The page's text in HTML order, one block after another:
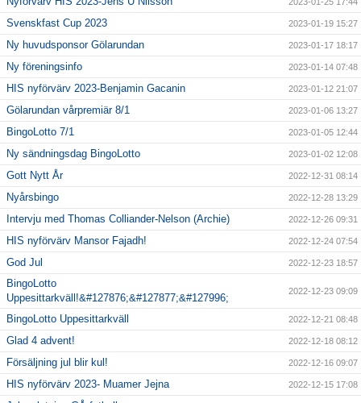
Svenskfast Cup 2023 2023-01-19 15:27
Ny huvudsponsor Gölarundan 2023-01-17 18:17
Ny föreningsinfo 2023-01-14 07:48
HIS nyförvärv 2023-Benjamin Gacanin 2023-01-12 21:07
Gölarundan vårpremiär 8/1 2023-01-06 13:27
BingoLotto 7/1 2023-01-05 12:44
Ny sändningsdag BingoLotto 2023-01-02 12:08
Gott Nytt År 2022-12-31 08:14
Nyårsbingo 2022-12-28 13:29
Intervju med Thomas Colliander-Nelson (Archie) 2022-12-26 09:31
HIS nyförvärv Mansor Fajadh! 2022-12-24 07:54
God Jul 2022-12-23 18:57
BingoLotto
Uppesittarkväll!&#127876;&#127877;&#127996;
2022-12-23 09:09
BingoLotto Uppesittarkväll 2022-12-21 08:48
Glad 4 advent! 2022-12-18 08:12
Försäljning jul blir kul! 2022-12-16 09:07
HIS nyförvärv 2023- Muamer Jejna 2022-12-15 17:08